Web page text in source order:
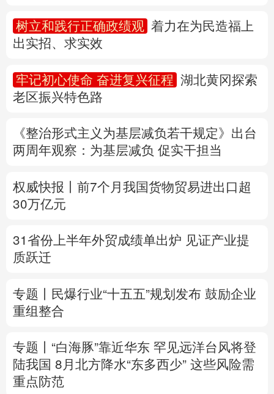
多语种频道
English Español Français عربى
Deutsch Português
树立和践行正确政绩观
着力在为民造福上
出实招、求实效
牢记初心使命 奋进复兴征程 湖北黄冈探索
老区振兴特色路
《整治形式主义为基层减负若干规定》出台
两周年观察 ：为基层减负 促实干担当
权威快报丨前7个月我国货物贸易进出口超
30万亿元
31省份上半年外贸成绩单出炉 见证产业提
质跃迁
专题丨
民爆行业“十五五”规划发布 鼓励企业
重组整合
专题丨 “白海豚”靠近华东 罕见远洋台风将登
陆我国 8月北方降水“东多西少” 这些风险需
重点防范